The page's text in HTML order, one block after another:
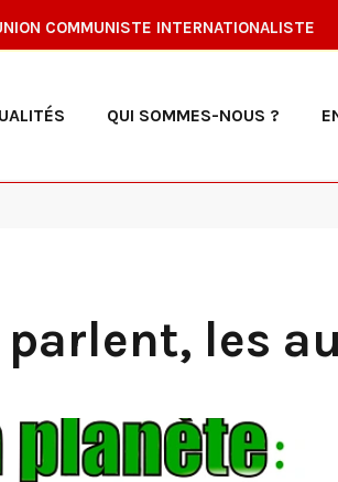
COMMUNISTE INTERNATIONALISTE
QUI SOMMES-NOUS ?
les